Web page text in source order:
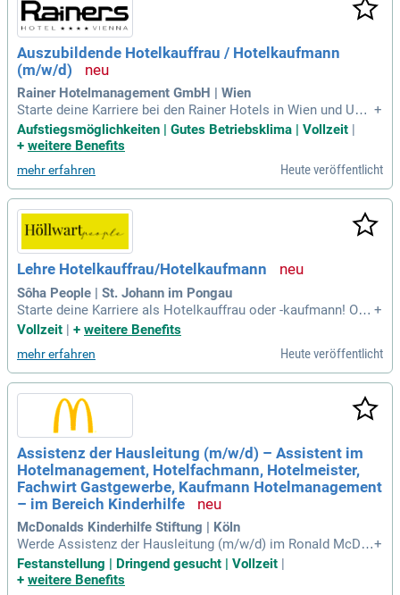
Auszubildende Hotelkauffrau / Hotelkaufmann
(m/w/d)
Rainer Hotelmanagement GmbH | Wien
Starte deine Karriere bei den Rainer Hotels in Wien und Umg
ebung! Erlebe einen persönlichen Service und entdecke spa
nnende Karrieremöglichkeiten, die nicht nur unseren Gästen,
+
Aufstiegsmöglichkeiten | Gutes Betriebsklima | Vollzeit
+ weitere Benefits
mehr erfahren Heute veröffentlicht
Lehre Hotelkauffrau/Hotelkaufmann
Sôha People | St. Johann im Pongau
Starte deine Karriere als Hotelkauffrau oder -kaufmann! Org
anisiere, kommuniziere und plane in einem dynamischen U
äste, beantworte ihre Fragen und löse Herausforderungen m
it Bravour.
+
Vollzeit | + weitere Benefits
mehr erfahren Heute veröffentlicht
Assistenz der Hausleitung (m/w/d) – Assistent im
Hotelmanagement, Hotelfachmann, Hotelmeister,
Fachwirt Gastgewerbe, Kaufmann Hotelmanagement
– im Bereich Kinderhilfe
McDonalds Kinderhilfe Stiftung | Köln
Werde Assistenz der Hausleitung (m/w/d) im Ronald McDo
nald Haus Köln! In dieser Vollzeitposition betreust du Famili
en in schwierigen Lebenslagen und unterstützt unser ehrena
+
Festanstellung | Dringend gesucht | Vollzeit |
+ weitere Benefits